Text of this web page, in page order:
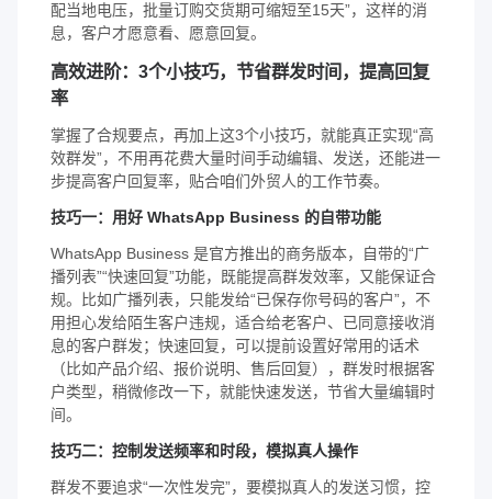
配当地电压，批量订购交货期可缩短至15天”，这样的消
息，客户才愿意看、愿意回复。
高效进阶：3个小技巧，节省群发时间，提高回复
率
掌握了合规要点，再加上这3个小技巧，就能真正实现“高
效群发”，不用再花费大量时间手动编辑、发送，还能进一
步提高客户回复率，贴合咱们外贸人的工作节奏。
技巧一：用好 WhatsApp Business 的自带功能
WhatsApp Business 是官方推出的商务版本，自带的“广
播列表”“快速回复”功能，既能提高群发效率，又能保证合
规。比如广播列表，只能发给“已保存你号码的客户”，不
用担心发给陌生客户违规，适合给老客户、已同意接收消
息的客户群发；快速回复，可以提前设置好常用的话术
（比如产品介绍、报价说明、售后回复），群发时根据客
户类型，稍微修改一下，就能快速发送，节省大量编辑时
间。
技巧二：控制发送频率和时段，模拟真人操作
群发不要追求“一次性发完”，要模拟真人的发送习惯，控